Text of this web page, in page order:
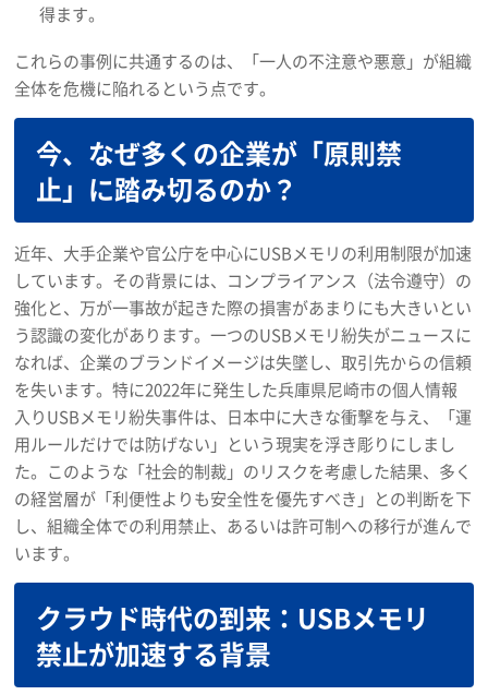
得ます。
これらの事例に共通するのは、「一人の不注意や悪意」が組織
全体を危機に陥れるという点です。
今、なぜ多くの企業が「原則禁
止」に踏み切るのか？
近年、大手企業や官公庁を中心にUSBメモリの利用制限が加速
しています。その背景には、コンプライアンス（法令遵守）の
強化と、万が一事故が起きた際の損害があまりにも大きいとい
う認識の変化があります。一つのUSBメモリ紛失がニュースに
なれば、企業のブランドイメージは失墜し、取引先からの信頼
を失います。特に2022年に発生した兵庫県尼崎市の個人情報
入りUSBメモリ紛失事件は、日本中に大きな衝撃を与え、「運
用ルールだけでは防げない」という現実を浮き彫りにしまし
た。このような「社会的制裁」のリスクを考慮した結果、多く
の経営層が「利便性よりも安全性を優先すべき」との判断を下
し、組織全体での利用禁止、あるいは許可制への移行が進んで
います。
クラウド時代の到来：USBメモリ
禁止が加速する背景